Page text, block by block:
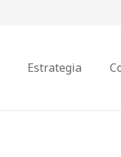
Estrategia